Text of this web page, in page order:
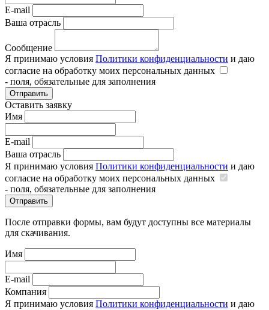
E-mail
Ваша отрасль
Сообщение
Я принимаю условия Политики конфиденциальности и даю
согласие на обработку моих персональных данных
- поля, обязательные для заполнения
Отправить
Оставить заявку
Имя
E-mail
Ваша отрасль
Я принимаю условия Политики конфиденциальности и даю
согласие на обработку моих персональных данных
- поля, обязательные для заполнения
Отправить
После отправки формы, вам будут доступны все материалы
для скачивания.
Имя
E-mail
Компания
Я принимаю условия Политики конфиденциальности и даю